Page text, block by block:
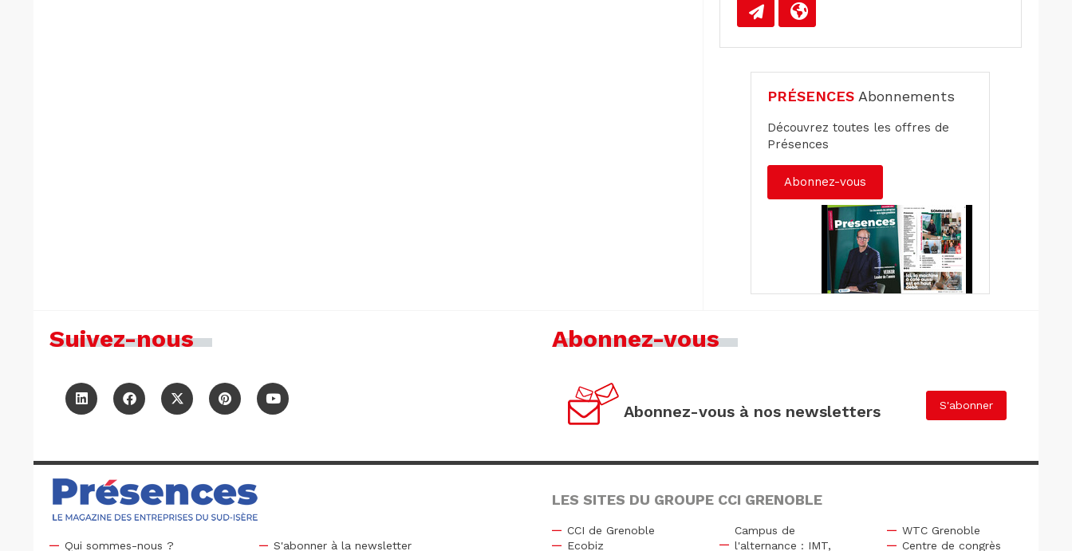
PRÉSENCES Abonnements
Découvrez toutes les offres de
Présences
Abonnez-vous
Suivez-nous Abonnez-vous
Abonnez-vous à nos newsletters S'abonner
Qui sommes-nous ? S'abonner à la newsletter
LES SITES DU GROUPE CCI GRENOBLE
CCI de Grenoble
Ecobiz
Campus de
l'alternance : IMT,
WTC Grenoble
Centre de congrès